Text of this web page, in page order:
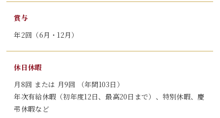
賞与
年2回（6月・12月）
休日休暇
月8回 または 月9回 （年間103日）
年次有給休暇（初年度12日、最高20日まで）、特別休暇、慶
弔休暇など